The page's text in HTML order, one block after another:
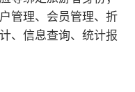
管理、会员管理、折
、信息查询、统计报